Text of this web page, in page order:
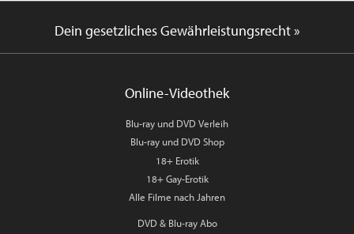
Dein gesetzliches Gewährleistungsrecht »
Online-Videothek
Blu-ray und DVD Verleih
Blu-ray und DVD Shop
18+ Erotik
18+ Gay-Erotik
Alle Filme nach Jahren
DVD & Blu-ray Abo